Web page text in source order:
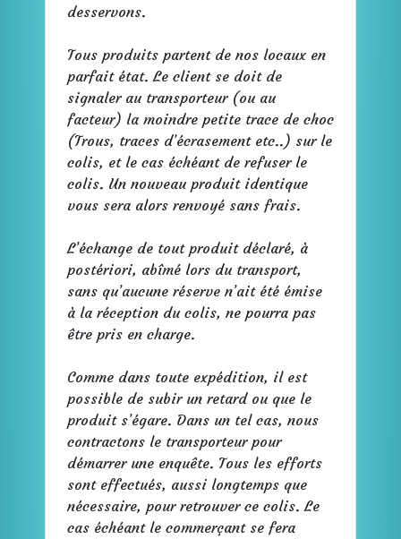
desservons.
Tous produits partent de nos locaux en
parfait état. Le client se doit de
signaler au transporteur (ou au
facteur) la moindre petite trace de choc
(Trous, traces d’écrasement etc..) sur le
colis, et le cas échéant de refuser le
colis. Un nouveau produit identique
vous sera alors renvoyé sans frais.
L’échange de tout produit déclaré, à
postériori, abîmé lors du transport,
sans qu’aucune réserve n’ait été émise
à la réception du colis, ne pourra pas
être pris en charge.
Comme dans toute expédition, il est
possible de subir un retard ou que le
produit s’égare. Dans un tel cas, nous
contractons le transporteur pour
démarrer une enquête. Tous les efforts
sont effectués, aussi longtemps que
nécessaire, pour retrouver ce colis. Le
cas échéant le commerçant se fera